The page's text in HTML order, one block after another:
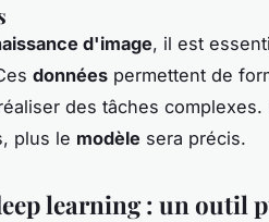
d'image, il est
données permettent de
des tâches complexes.
plus le modèle sera précis.
learning : un outil